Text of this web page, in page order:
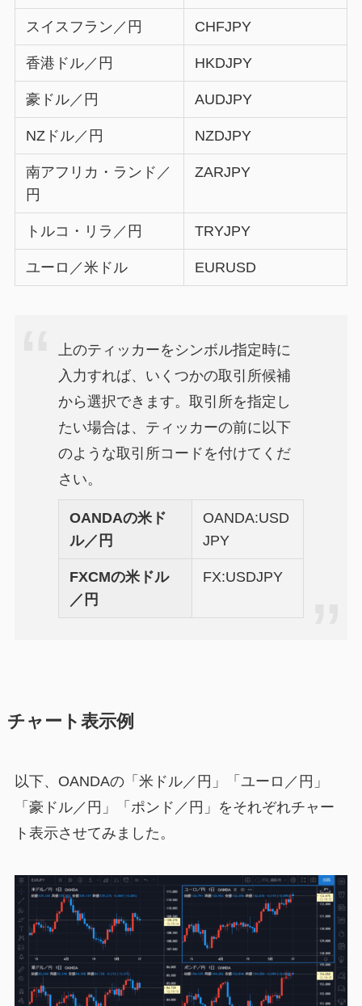
スイスフラン／円 CHFJPY
香港ドル／円 HKDJPY
豪ドル／円 AUDJPY
NZドル／円 NZDJPY
南アフリカ・ランド／
円
ZARJPY
トルコ・リラ／円 TRYJPY
ユーロ／米ドル EURUSD
上のティッカーをシンボル指定時に
入力すれば、いくつかの取引所候補
から選択できます。取引所を指定し
たい場合は、ティッカーの前に以下
のような取引所コードを付けてくだ
さい。
OANDAの米ド
ル／円
OANDA:USD
JPY
FXCMの米ドル
／円
FX:USDJPY
チャート表示例
以下、OANDAの「米ドル／円」「ユーロ／円」
「豪ドル／円」「ポンド／円」をそれぞれチャー
ト表示させてみました。